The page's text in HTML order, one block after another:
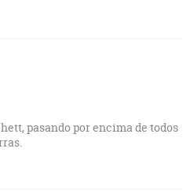
pasando por encima de todos